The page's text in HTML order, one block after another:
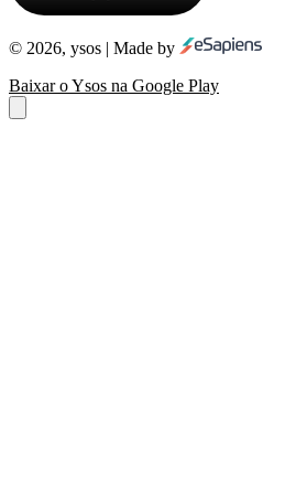
© 2026, ysos | Made by
Baixar o Ysos na Google Play